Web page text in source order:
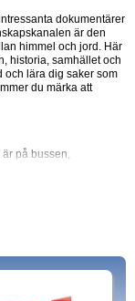
dokumentärer
är den
himmel och jord. Här
historia, samhället och
och lära dig saker som
du märka att
på bussen,
perfekt för när du vill
Gör din pendlartid
Titta på
än är!
via svtplay.se